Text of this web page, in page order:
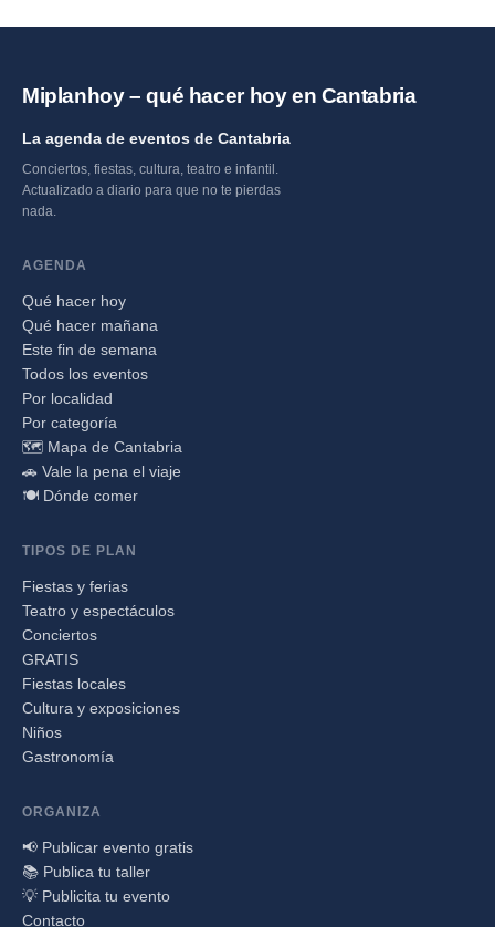
Miplanhoy – qué hacer hoy en Cantabria
La agenda de eventos de Cantabria
Conciertos, fiestas, cultura, teatro e infantil.
Actualizado a diario para que no te pierdas
nada.
AGENDA
Qué hacer hoy
Qué hacer mañana
Este fin de semana
Todos los eventos
Por localidad
Por categoría
🗺️ Mapa de Cantabria
🚗 Vale la pena el viaje
🍽️ Dónde comer
TIPOS DE PLAN
Fiestas y ferias
Teatro y espectáculos
Conciertos
GRATIS
Fiestas locales
Cultura y exposiciones
Niños
Gastronomía
ORGANIZA
📢 Publicar evento gratis
📚 Publica tu taller
💡 Publicita tu evento
Contacto